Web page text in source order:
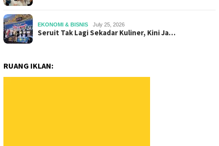
EKONOMI & BISNIS July 25, 2026
Seruit Tak Lagi Sekadar Kuliner, Kini Ja…
RUANG IKLAN: